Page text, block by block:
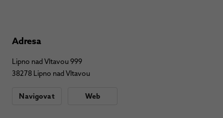
Adresa
Lipno nad Vltavou 999
38278 Lipno nad Vltavou
Navigovat Web